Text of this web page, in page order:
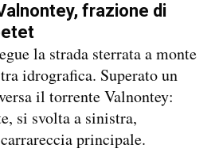
frazione di
la strada sterrata a monte
idrografica. Superato un
il torrente Valnontey:
si svolta a sinistra,
principale.